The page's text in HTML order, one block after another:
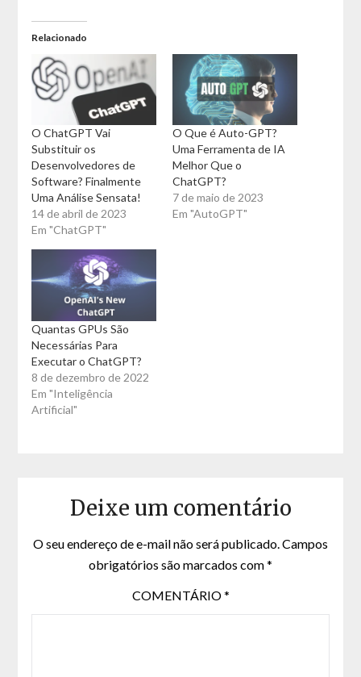
Relacionado
O ChatGPT Vai
Substituir os
Desenvolvedores de
Software? Finalmente
Uma Análise Sensata!
14 de abril de 2023
Em "ChatGPT"
O Que é Auto-GPT?
Uma Ferramenta de IA
Melhor Que o
ChatGPT?
7 de maio de 2023
Em "AutoGPT"
Quantas GPUs São
Necessárias Para
Executar o ChatGPT?
8 de dezembro de 2022
Em "Inteligência
Artificial"
Deixe um comentário
O seu endereço de e-mail não será publicado. Campos
obrigatórios são marcados com*
COMENTÁRIO*